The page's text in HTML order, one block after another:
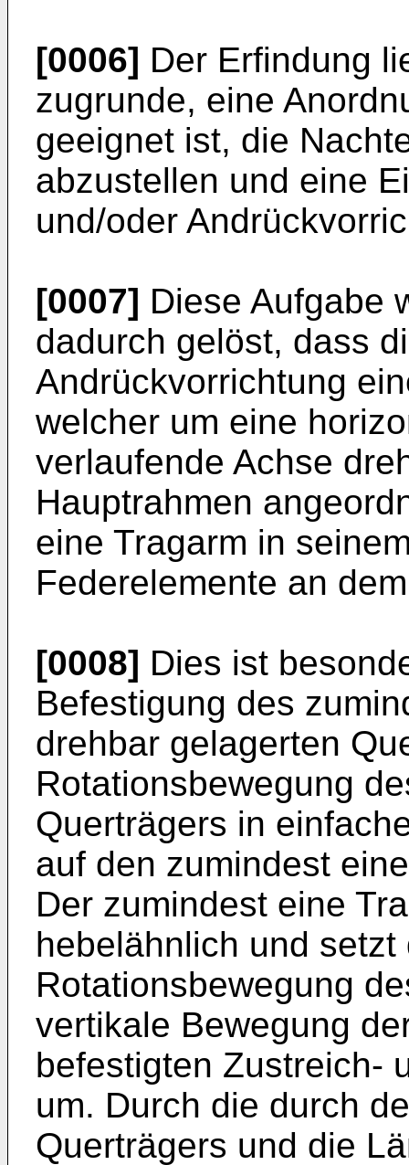
[0006] Der Erfindung
zugrunde, eine
geeignet ist, die
abzustellen und eine
und/oder
[0007] Diese Aufgabe
dadurch gelöst, dass
Andrückvorrichtung
welcher um eine
verlaufende Achse
Hauptrahmen
eine Tragarm in
Federelemente an
[0008] Dies ist
Befestigung des
drehbar gelagerten
Rotationsbewegung
Querträgers in
auf den zumindest
Der zumindest eine
hebelähnlich und
Rotationsbewegung
vertikale Bewegung
befestigten Zustreich-
um. Durch die durch
Querträgers und die